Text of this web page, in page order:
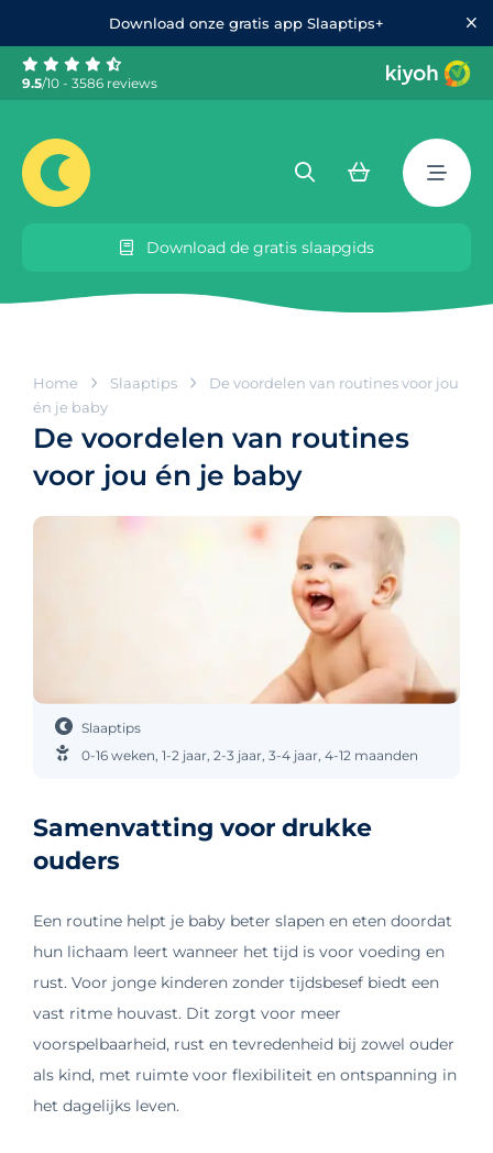
Download onze gratis app Slaaptips+
9.5/10 - 3586 reviews
Download de gratis slaapgids
Home Slaaptips
De voordelen van routines voor jou
én je baby
De voordelen van routines
voor jou én je baby
Slaaptips
0-16 weken 1-2 jaar 2-3 jaar 3-4 jaar 4-12 maanden
Samenvatting voor drukke
ouders
Een routine helpt je baby beter slapen en eten doordat
hun lichaam leert wanneer het tijd is voor voeding en
rust. Voor jonge kinderen zonder tijdsbesef biedt een
vast ritme houvast. Dit zorgt voor meer
voorspelbaarheid, rust en tevredenheid bij zowel ouder
als kind, met ruimte voor flexibiliteit en ontspanning in
het dagelijks leven.